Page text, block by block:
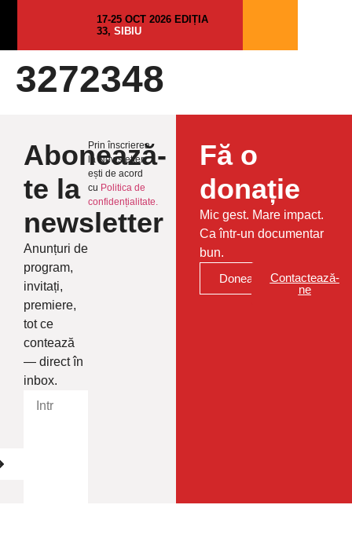
17-25 OCT 2026 EDIȚIA
33, SIBIU
3272348
Abonează-
te la
newsletter
Anunțuri de
program,
invitați,
premiere,
tot ce
contează
— direct în
inbox.
Prin înscrierea
la Newsletter
ești de acord
cu Politica de
confidențialitate.
Fă o
donație
Mic gest. Mare impact.
Ca într-un documentar
bun.
Donează
Contactează-
ne